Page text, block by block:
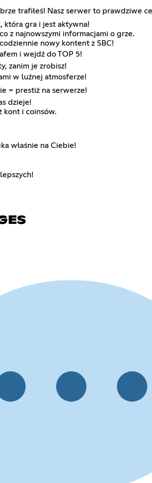
trafiłeś! Nasz serwer to prawdziwe
która gra i jest aktywna!
z najnowszymi informacjami o grze.
nowy kontent z SBC!
i wejdź do TOP 5!
zanim je zrobisz!
w luźnej atmosferze!
= prestiż na serwerze!
dzieje!
kont i coinsów.
właśnie na Ciebie!